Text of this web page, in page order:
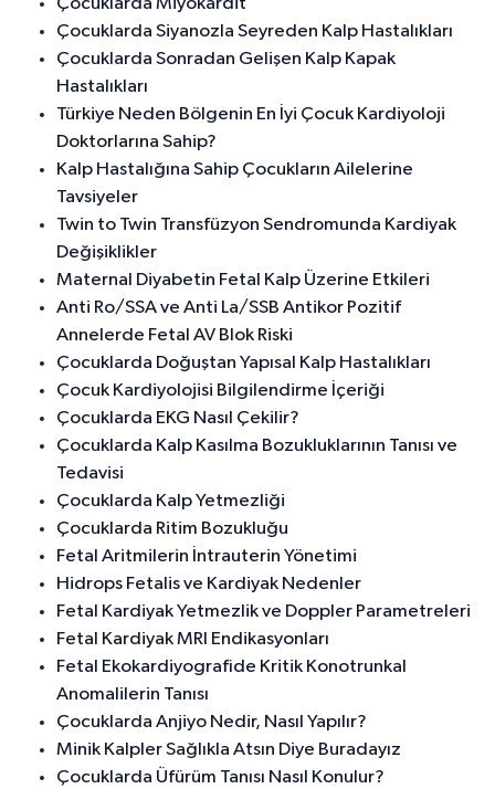
Çocuklarda Miyokardit
Çocuklarda Siyanozla Seyreden Kalp Hastalıkları
Çocuklarda Sonradan Gelişen Kalp Kapak
Hastalıkları
Türkiye Neden Bölgenin En İyi Çocuk Kardiyoloji
Doktorlarına Sahip?
Kalp Hastalığına Sahip Çocukların Ailelerine
Tavsiyeler
Twin to Twin Transfüzyon Sendromunda Kardiyak
Değişiklikler
Maternal Diyabetin Fetal Kalp Üzerine Etkileri
Anti Ro/SSA ve Anti La/SSB Antikor Pozitif
Annelerde Fetal AV Blok Riski
Çocuklarda Doğuştan Yapısal Kalp Hastalıkları
Çocuk Kardiyolojisi Bilgilendirme İçeriği
Çocuklarda EKG Nasıl Çekilir?
Çocuklarda Kalp Kasılma Bozukluklarının Tanısı ve
Tedavisi
Çocuklarda Kalp Yetmezliği
Çocuklarda Ritim Bozukluğu
Fetal Aritmilerin İntrauterin Yönetimi
Hidrops Fetalis ve Kardiyak Nedenler
Fetal Kardiyak Yetmezlik ve Doppler Parametreleri
Fetal Kardiyak MRI Endikasyonları
Fetal Ekokardiyografide Kritik Konotrunkal
Anomalilerin Tanısı
Çocuklarda Anjiyo Nedir, Nasıl Yapılır?
Minik Kalpler Sağlıkla Atsın Diye Buradayız
Çocuklarda Üfürüm Tanısı Nasıl Konulur?